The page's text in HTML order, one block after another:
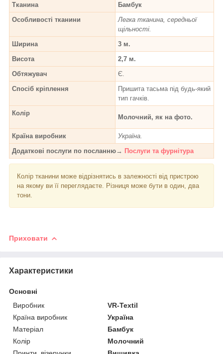
Тканина
Бамбук
Особливості тканини
Легка тканина, середньої
щільності.
Ширина
3 м.
Висота
2,7 м.
Обтяжувач
Є.
Спосіб кріплення
Пришита тасьма під будь-який
тип гачків.
Колір
Молочний, як на фото.
Країна виробник
Україна.
Додаткові послуги по посланню→ Послуги та фурнітура
Колір тканини може відрізнятись в залежності від пристрою
на якому ви її переглядаєте. Різниця може бути в один, два
тони.
Приховати
Характеристики
Основні
Виробник
VR-Textil
Країна виробник
Україна
Матеріал
Бамбук
Колір
Молочний